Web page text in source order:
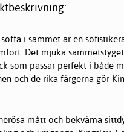
soffa i sammet är en
Det mjuka
som passar perfekt i både
och de rika färgerna gör
mått och bekväma